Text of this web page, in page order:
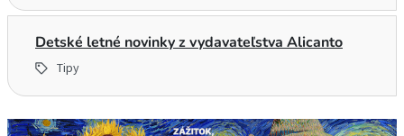
Detské letné novinky z vydavateľstva Alicanto
Tipy